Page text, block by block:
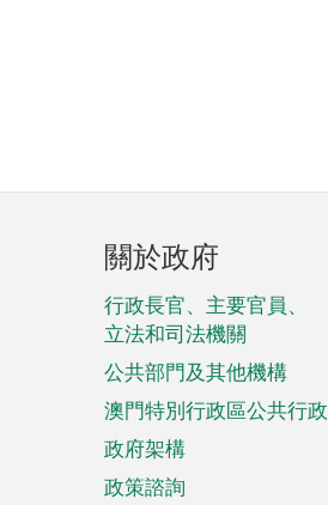
頁
腳
菜
單
關於政府
行政長官、主要官員、
立法和司法機關
公共部門及其他機構
澳門特別行政區公共行政
政府架構
政策諮詢